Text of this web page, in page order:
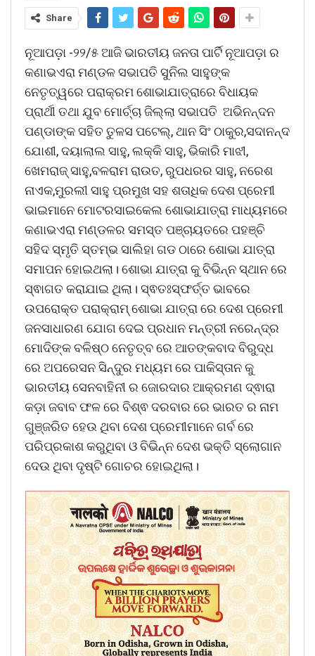
Share
ନୂଆପଡ଼ା -୨୨/୫ ଆଜି ଭାରତୀୟ ଜନତା ପାର୍ଟି ନୂଆପଡ଼ା ର
କଣାଭଏରା ମଣ୍ଡଳ ସଭାପତି ସୁନିଲ ସାହୁଙ୍କ
ନେତୃତ୍ୱରେ ପରାକ୍ରମ ଶୋଭାଯାତ୍ରାରେ ବିଧାୟକ
ପ୍ରାର୍ଥୀ ତଥା ଯୁବ ମୋର୍ଚ୍ଚା ଜିଲ୍ଲା ସଭାପତି ଅଭିନନ୍ଦନ
ପଣ୍ଡାଙ୍କ ସହିତ ତୁଳସ ପଟେଲ୍, ଥାନ ସିଂ ଠାକୁର,ସଦାନନ୍ଦ
ଯୋଶୀ, ଦୟାଲାଲ ସାହୁ, ଲକ୍କି ସାହୁ, ଭିକାରି ମାଝୀ,
ଖେମରାଜ୍ ସାହୁ,ବଳରାମ ରାଉତ, ରୁପଧରର ସାହୁ, ନରେଶ
ନାଏକ,ମୁରଲୀ ସାହୁ ପ୍ରମୁଖ ସହ ଶତାଧିକ ଦେଶ ପ୍ରେମୀ
ଭାଇମାନେ ମୋଟରସାଇକେଲ ଶୋଭାଯାତ୍ରା ମାଧ୍ୟମରେ
କଣାଭଏରା ମଣ୍ଡଳର ସମସ୍ତ ପଞ୍ଚାୟତରେ ପହଞ୍ଚି
ସହିଦ ସ୍ମୃତି ସ୍ତମ୍ଭ ସାଲିହା ଗଡ ଠାରେ ଶୋଭା ଯାତ୍ରା
ସମାପନ ହୋଇଥଲା। ଶୋଭା ଯାତ୍ରା କୁ ବିଭିନ୍ନ ସ୍ଥାନ ରେ
ସ୍ଵାଗତ କରାଯାଇ ଥିଲା। ସ୍ଵତଃସ୍ଫର୍ତ୍ତ ଭାବରେ
ଉପରୋକ୍ତ ପରାକ୍ରାମ୍ ଶୋଭା ଯାତ୍ରା ରେ ଦେଶ ପ୍ରେମୀ
ଜନସାଧାରଣ ଯୋଗ ଦେଇ ପ୍ରଧାନ ମନ୍ତ୍ରୀ ନରେନ୍ଦ୍ର
ମୋଦିଙ୍କ ବଳିଷ୍ଠ ନେତୃତ୍ବ ରେ ଆତଙ୍କବାଦ ବିରୁଦ୍ଧ
ରେ ଅପରେସନ ସିନ୍ଦୁର ମଧ୍ୟମ ରେ ପାକିସ୍ତାନ କୁ
ଭାରତୀୟ ସେନବାହିନୀ ର ଜୋରଦାର ଆକ୍ରମଣ ଦ୍ଵାରା
କଡ଼ା ଜବାବ ଫଳ ରେ ବିଶ୍ଵ ଦରବାର ରେ ଭାରତ ର ନାମ
ଗୁଞ୍ଜରିତ ହେଉ ଥିବା ଦେଶ ପ୍ରେମୀମାନେ ଗର୍ବ ରେ
ପରିପ୍ରକାଶ କରୁଥିବା ଓ ବିଭିନ୍ନ ଦେଶ ଭକ୍ତି ସ୍ଲୋଗାନ
ଦେଉ ଥିବା ଦୃଷ୍ଟି ଗୋଚର ହୋଇଥିଲା।